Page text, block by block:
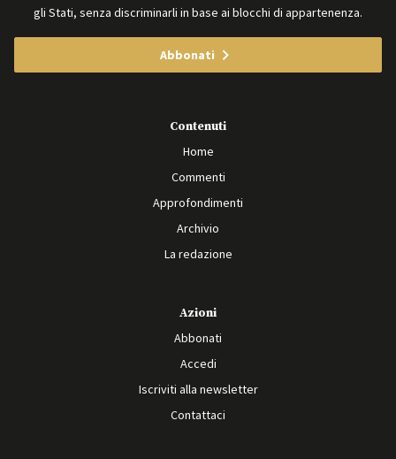
gli Stati, senza discriminarli in base ai blocchi di appartenenza.
Abbonati
Contenuti
Home
Commenti
Approfondimenti
Archivio
La redazione
Azioni
Abbonati
Accedi
Iscriviti alla newsletter
Contattaci